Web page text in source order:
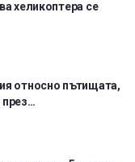
хеликоптера се
относно пътищата,